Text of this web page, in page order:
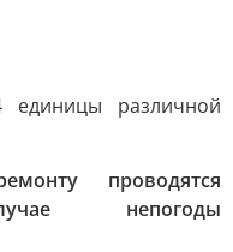
единицы различной
проводятся
непогоды